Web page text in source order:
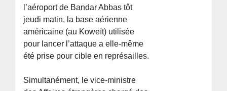
l’aéroport de Bandar Abbas tôt
jeudi matin, la base aérienne
américaine (au Koweït) utilisée
pour lancer l’attaque a elle-même
été prise pour cible en représailles.
Simultanément, le vice-ministre